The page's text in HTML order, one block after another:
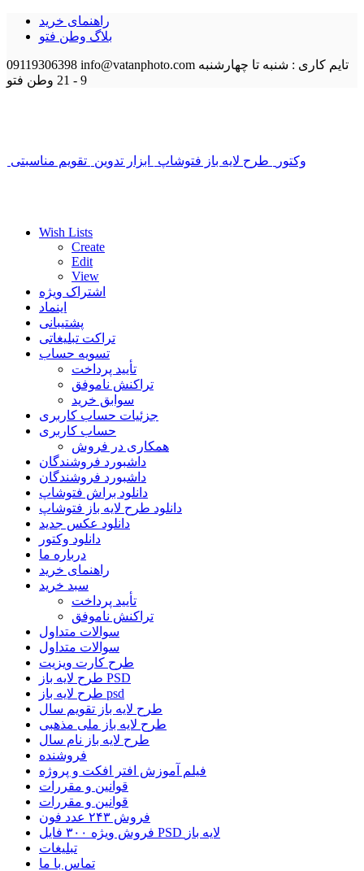
راهنمای خرید
بلاگ وطن فتو
09119306398 info@vatanphoto.com تایم کاری : شنبه تا چهارشنبه
9 - 21
وطن فتو
وکتور طرح لایه باز فتوشاپ ابزار تدوین تقویم مناسبتی
Wish Lists
Create
Edit
View
اشتراک ویژه
اینماد
پشتیبانی
تراکت تبلیغاتی
تسویه حساب
تأیید پرداخت
تراکنش ناموفق
سوابق خرید
جزئیات حساب کاربری
حساب کاربری
همکاری در فروش
داشبورد فروشندگان
داشبورد فروشندگان
دانلود براش فتوشاپ
دانلود طرح لایه باز فتوشاپ
دانلود عکس جدید
دانلود وکتور
درباره ما
راهنمای خرید
سبد خرید
تأیید پرداخت
تراکنش ناموفق
سوالات متداول
سوالات متداول
طرح کارت ویزیت
طرح لایه باز PSD
طرح لایه باز psd
طرح لایه باز تقویم سال
طرح لایه باز ملی مذهبی
طرح لایه باز نام سال
فروشنده
فیلم آموزش افتر افکت و پروژه
قوانین و مقررات
قوانین و مقررات
فروش ۲۴۳ عدد فون
فروش ویژه ۳۰۰ فایل PSD لایه باز
تبلیغات
تماس با ما